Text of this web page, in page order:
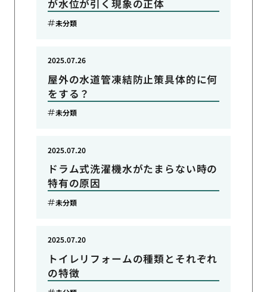
が水位が引く現象の正体
未分類
屋外の水道管凍結防止策具体的に何
をする？
2025.07.26
未分類
ドラム式洗濯機水がたまらない時の
特有の原因
2025.07.20
未分類
トイレリフォームの種類とそれぞれ
の特徴
2025.07.20